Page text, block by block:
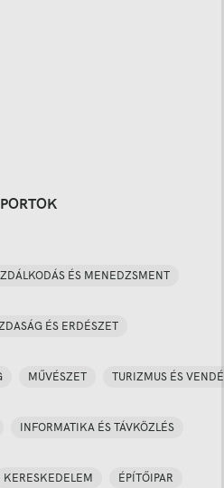
ÉS MENEDZSMENT
ÉS ERDÉSZET
MŰVÉSZET TURIZMUS ÉS
INFORMATIKA ÉS TÁVKÖZLÉS
KERESKEDELEM ÉPÍTŐIPAR